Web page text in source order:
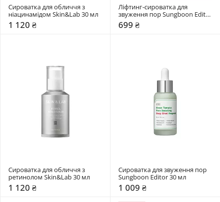
Сироватка для обличчя з
ніацинамідом Skin&Lab 30 мл
1 120 ₴
Ліфтинг-сироватка для
звуження пор Sungboon Editor
30 мл
699 ₴
Сироватка для обличчя з
ретинолом Skin&Lab 30 мл
1 120 ₴
Сироватка для звуження пор
Sungboon Editor 30 мл
1 009 ₴